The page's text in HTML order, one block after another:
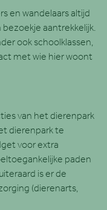
en wandelaars altijd
bezoekje aantrekkelijk.
ook schoolklassen,
met wie hier woont
van het dierenpark
dierenpark te
voor extra
paden
is er de
(dierenarts,